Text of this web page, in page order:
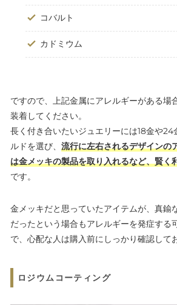
コバルト
カドミウム
ですので、上記金属にアレルギーがある場
装着してください。
長く付き合いたいジュエリーには18金や24
ルドを選び、 流行に左右されるデザインの
は金メッキの製品を取り入れるなど、賢く
です。
金メッキだと思っていたアイテムが、真鍮
だったという場合もアレルギーを発症する
で、心配な人は購入前にしっかり確認して
ロジウムコーティング